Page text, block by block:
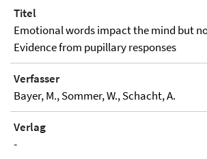
Titel
Emotional words impact the mind but
Evidence from pupillary responses
Verfasser
Bayer, M., Sommer, W., Schacht, A.
Verlag
-